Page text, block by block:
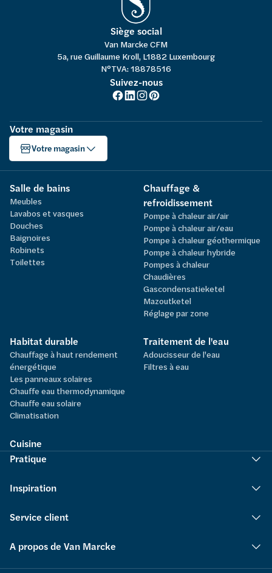
Siège social
Van Marcke CFM
5a, rue Guillaume Kroll, L1882 Luxembourg
N°TVA: 18878516
Suivez-nous
Votre magasin
Votre magasin
Salle de bains
Meubles
Lavabos et vasques
Douches
Baignoires
Robinets
Toilettes
Chauffage &
refroidissement
Pompe à chaleur air/air
Pompe à chaleur air/eau
Pompe à chaleur géothermique
Pompe à chaleur hybride
Pompes à chaleur
Chaudières
Gascondensatieketel
Mazoutketel
Réglage par zone
Habitat durable
Chauffage à haut rendement
énergétique
Les panneaux solaires
Chauffe eau thermodynamique
Chauffe eau solaire
Climatisation
Traitement de l'eau
Adoucisseur de l'eau
Filtres à eau
Cuisine
Pratique
Inspiration
Service client
A propos de Van Marcke